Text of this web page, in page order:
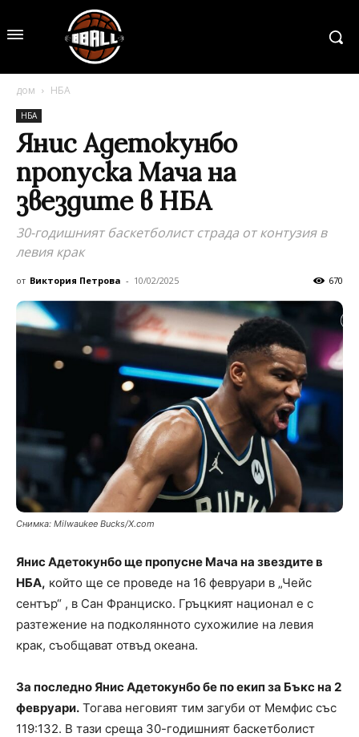
дом НБА
НБА
Янис Адетокунбо
пропуска Мача на
звездите в НБА
30-годишният баскетболист страда от контузия в
левия крак
от Виктория Петрова - 10/02/2025 670
Снимка: Milwaukee Bucks/X.com
Янис Адетокунбо ще пропусне Мача на звездите в
НБА, който ще се проведе на 16 февруари в „Чейс
сентър“ , в Сан Франциско. Гръцкият национал е с
разтежение на подколянното сухожилие на левия
крак, съобщават отвъд океана.
За последно Янис Адетокунбо бе по екип за Бъкс на 2
февруари. Тогава неговият тим загуби от Мемфис със
119:132. В тази среща 30-годишният баскетболист